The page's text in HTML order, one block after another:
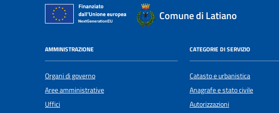
Comune di Latiano
AMMINISTRAZIONE
Organi di governo
Aree amministrative
Uffici
CATEGORIE DI SERVIZIO
Catasto e urbanistica
Anagrafe e stato civile
Autorizzazioni